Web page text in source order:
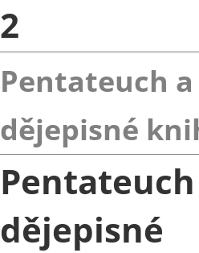
2
Pentateuch a
dějepisné
dějepisné